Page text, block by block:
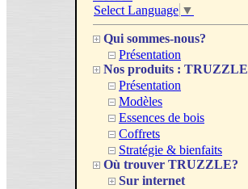
Select Language ▼
Qui sommes-nous?
Présentation
Nos produits : TRUZZLE
Présentation
Modèles
Essences de bois
Coffrets
Stratégie & bienfaits
Où trouver TRUZZLE?
Sur internet